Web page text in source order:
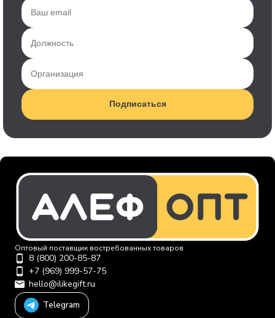
Подписаться
Оптовый поставщик востребованных товаров
8 (800) 200-85-87
+7 (969) 999-57-75
hello@ilikegift.ru
Telegram